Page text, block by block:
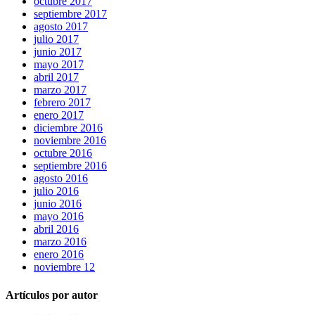
septiembre 2017
agosto 2017
julio 2017
junio 2017
mayo 2017
abril 2017
marzo 2017
febrero 2017
enero 2017
diciembre 2016
noviembre 2016
octubre 2016
septiembre 2016
agosto 2016
julio 2016
junio 2016
mayo 2016
abril 2016
marzo 2016
enero 2016
noviembre 12
Artículos por autor